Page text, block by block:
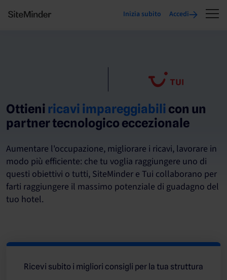
Inizia subito Accedi
Ottieni ricavi impareggiabili con un
partner tecnologico eccezionale
Aumentare l'occupazione, migliorare i ricavi, lavorare in
modo più efficiente: che tu voglia raggiungere uno di
questi obiettivi o tutti, SiteMinder e Tui collaborano per
farti raggiungere il massimo potenziale di guadagno del
tuo hotel.
Ricevi subito i migliori consigli per la tua struttura